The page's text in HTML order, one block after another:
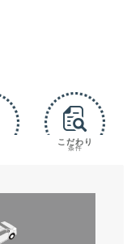
こだわり
条件